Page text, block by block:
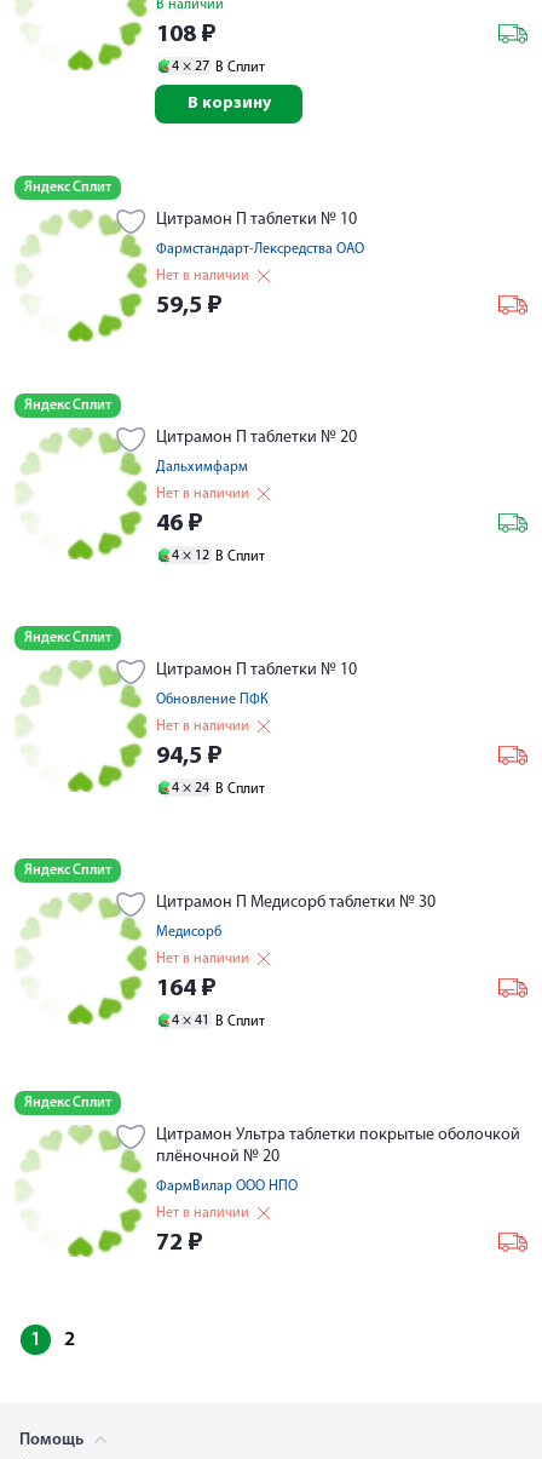
В наличии
108 ₽
4 × 27 В Сплит
В корзину
Яндекс Сплит
Цитрамон П таблетки № 10
Фармстандарт-Лексредства ОАО
Нет в наличии
59,5 ₽
Яндекс Сплит
Цитрамон П таблетки № 20
Дальхимфарм
Нет в наличии
46 ₽
4 × 12 В Сплит
Яндекс Сплит
Цитрамон П таблетки № 10
Обновление ПФК
Нет в наличии
94,5 ₽
4 × 24 В Сплит
Яндекс Сплит
Цитрамон П Медисорб таблетки № 30
Медисорб
Нет в наличии
164 ₽
4 × 41 В Сплит
Яндекс Сплит
Цитрамон Ультра таблетки покрытые оболочкой
плёночной № 20
ФармВилар ООО НПО
Нет в наличии
72 ₽
1 2
Помощь